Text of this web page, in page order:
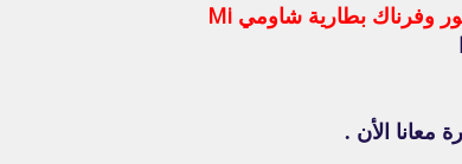
لو نوع موبايلك Mi 12T أو Mi 12T Pro , وبطارية موبايلك باظت وعايز تغيرها , أحنا في قطع غيار أونلاين ستور وفرناك بطارية شاومي Mi
معانا الأن .